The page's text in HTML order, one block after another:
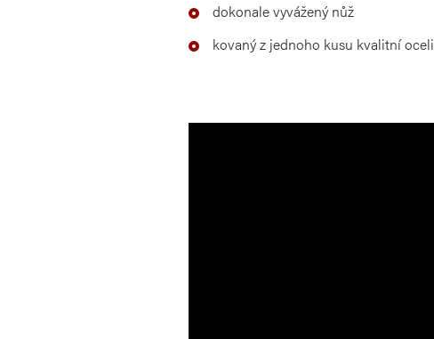
dokonale vyvážený nůž
kovaný z jednoho kusu kvalitní oceli